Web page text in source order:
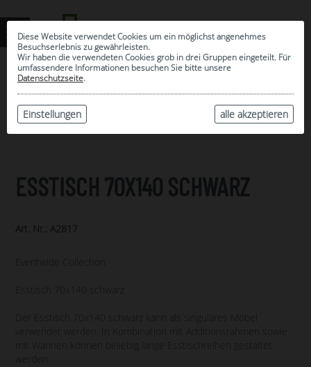
Diese Website verwendet Cookies um ein möglichst angenehmes
Besuchserlebnis zu gewährleisten.
Wir haben die verwendeten Cookies grob in drei Gruppen eingeteilt. Für
umfassendere Informationen besuchen Sie bitte unsere
Datenschutzseite.
alle akzeptieren
Einstellungen
ARCHIV
ESSTISCH 70X140 SCHWARZ
Art. Nr.: A2817
Eventwide Collection
Esstisch 70x140 schwarz
Der Esstisch 70x140 schwarz kann als singuläres Möbel
verwendet werden. In Kombination mit Additionsrahmen sowie
mit Wannen können beliebig lange Esstischreihen gestaltet
werden.